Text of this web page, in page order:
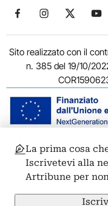
Seguici su Facebook
Seguici su
Seguici
Sito realizzato con il
n. 385 del 19/10/
© 2011-2026
00186 Roma - P.I.
Privacy: Responsabile
ARTRIBUNE srl – Corso
La prima cosa
Iscrivetevi alla
Artribune per